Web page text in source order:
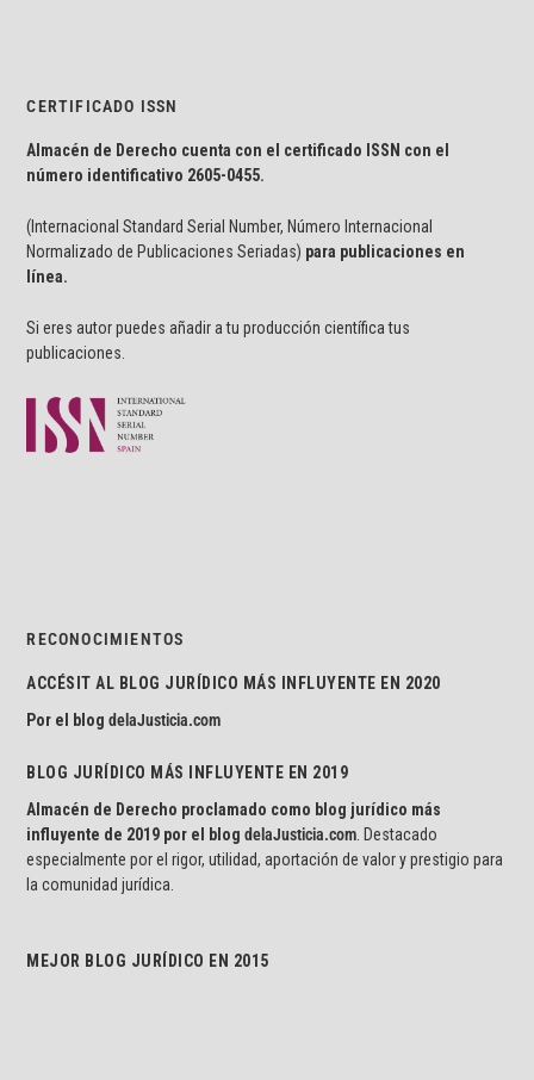
CERTIFICADO ISSN
Almacén de Derecho cuenta con el certificado ISSN con el
número identificativo 2605-0455.
(Internacional Standard Serial Number, Número Internacional
Normalizado de Publicaciones Seriadas) para publicaciones en
línea.
Si eres autor puedes añadir a tu producción científica tus
publicaciones.
RECONOCIMIENTOS
ACCÉSIT AL BLOG JURÍDICO MÁS INFLUYENTE EN 2020
Por el blogdelaJusticia.com
BLOG JURÍDICO MÁS INFLUYENTE EN 2019
Almacén de Derecho proclamado como blog jurídico más
influyente de 2019 por el blogdelaJusticia.com . Destacado
especialmente por el rigor, utilidad, aportación de valor y prestigio para
la comunidad jurídica.
MEJOR BLOG JURÍDICO EN 2015